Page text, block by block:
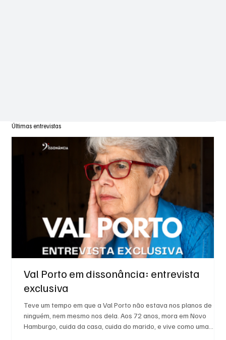
Últimas entrevistas
Val Porto em dissonância: entrevista
exclusiva
Teve um tempo em que a Val Porto não estava nos planos de
ninguém, nem mesmo nos dela. Aos 72 anos, mora em Novo
Hamburgo, cuida da casa, cuida do marido, e vive como uma